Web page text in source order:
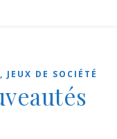
JEUX DE SOCIÉTÉ